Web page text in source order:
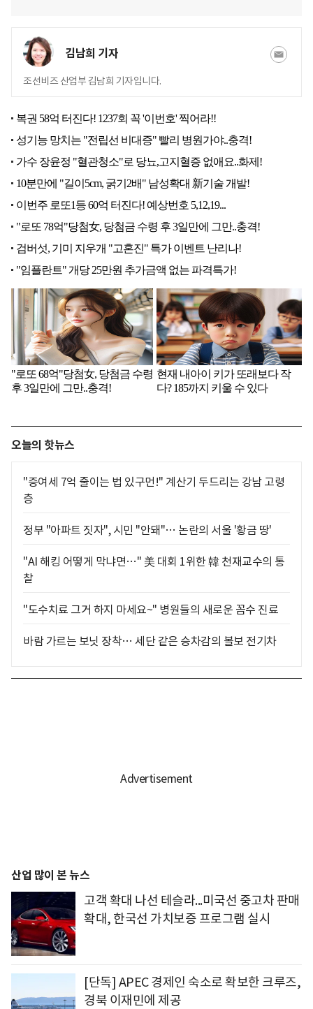
김남희 기자
조선비즈 산업부 김남희 기자입니다.
오늘의 핫뉴스
"증여세 7억 줄이는 법 있구먼!" 계산기 두드리는 강남 고령
층
정부 "아파트 짓자", 시민 "안돼"… 논란의 서울 '황금 땅'
"AI 해킹 어떻게 막냐면…" 美 대회 1위한 韓 천재교수의 통
찰
"도수치료 그거 하지 마세요~" 병원들의 새로운 꼼수 진료
바람 가르는 보닛 장착… 세단 같은 승차감의 볼보 전기차
산업 많이 본 뉴스
고객 확대 나선 테슬라...미국선 중고차 판매
확대, 한국선 가치보증 프로그램 실시
[단독] APEC 경제인 숙소로 확보한 크루즈,
경북 이재민에 제공